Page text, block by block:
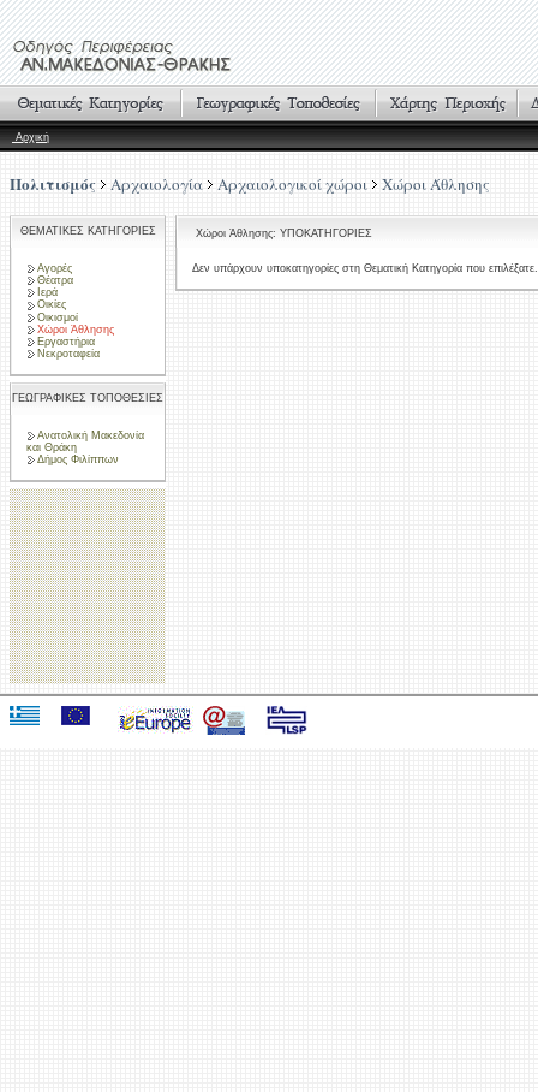
Αρχική
Πολιτισμός Αρχαιολογία Αρχαιολογικοί χώροι Χώροι Άθλησης
ΘΕΜΑΤΙΚΕΣ ΚΑΤΗΓΟΡΙΕΣ
Αγορές
Θέατρα
Ιερά
Οικίες
Οικισμοί
Χώροι Άθλησης
Εργαστήρια
Νεκροταφεία
ΓΕΩΓΡΑΦΙΚΕΣ ΤΟΠΟΘΕΣΙΕΣ
Ανατολική Μακεδονία
και Θράκη
Δήμος Φιλίππων
Χώροι Άθλησης: ΥΠΟΚΑΤΗΓΟΡΙΕΣ
Δεν υπάρχουν υποκατηγορίες στη Θεματική Κατηγορία που επιλέξατε.